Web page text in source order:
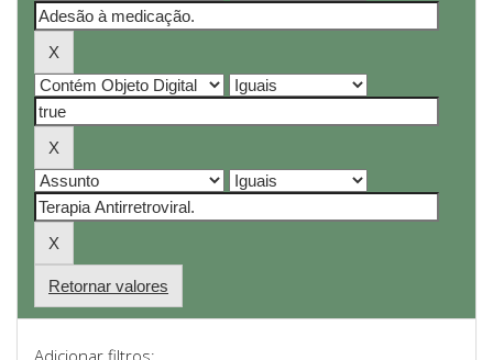
Retornar valores
Adicionar filtros: